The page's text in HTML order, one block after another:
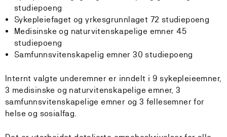
studiepoeng
Sykepleiefaget og yrkesgrunnlaget 72 studiepoeng
Medisinske og naturvitenskapelige emner 45
studiepoeng
Samfunnsvitenskapelig emner 30 studiepoeng
Internt valgte underemner er inndelt i 9 sykepleieemner,
3 medisinske og naturvitenskapelige emner, 3
samfunnsvitenskapelige emner og 3 fellesemner for
helse og sosialfag.